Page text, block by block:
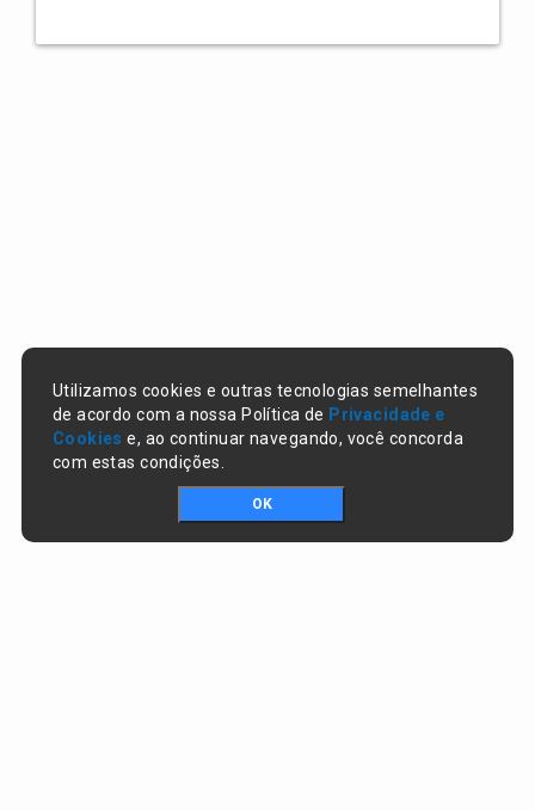
Utilizamos cookies e outras tecnologias semelhantes
de acordo com a nossa Política de Privacidade e
Cookies e, ao continuar navegando, você concorda
com estas condições.
OK